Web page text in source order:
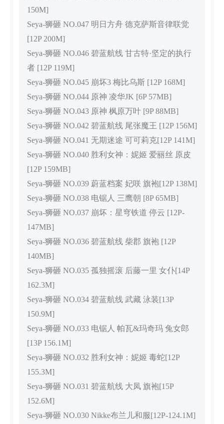
150M]
Seya-狮砸 NO.047 明日方舟 德克萨斯音律联觉
[12P 200M]
Seya-狮砸 NO.046 碧蓝航线 甘古特·坚定的执行
者 [12P 119M]
Seya-狮砸 NO.045 崩坏3 梅比乌斯 [12P 168M]
Seya-狮砸 NO.044 原神 凌华JK [6P 57MB]
Seya-狮砸 NO.043 原神 枫原万叶 [9P 88MB]
Seya-狮砸 NO.042 碧蓝航线 尾张魔王 [12P 156M]
Seya-狮砸 NO.041 无期迷途 可可莉克[12P 141M]
Seya-狮砸 NO.040 胜利女神：妮姬 爱丽丝 原皮
[12P 159MB]
Seya-狮砸 NO.039 蔚蓝档案 妃咲 旗袍[12P 138M]
Seya-狮砸 NO.038 电锯人 三鹰朝 [8P 65MB]
Seya-狮砸 NO.037 崩坏：星穹铁道 停云 [12P-
147MB]
Seya-狮砸 NO.036 碧蓝航线 柴郡 旗袍 [12P
140MB]
Seya-狮砸 NO.035 孤独摇滚 后藤一里 女仆[14P
162.3M]
Seya-狮砸 NO.034 碧蓝航线 武藏 泳装[13P
150.9M]
Seya-狮砸 NO.033 电锯人 帕瓦&玛奇玛 兔女郎
[13P 156.1M]
Seya-狮砸 NO.032 胜利女神：妮姬 毒蛇[12P
155.3M]
Seya-狮砸 NO.031 碧蓝航线 大凤 旗袍[15P
152.6M]
Seya-狮砸 NO.030 Nikke布兰儿和服[12P-124.1M]